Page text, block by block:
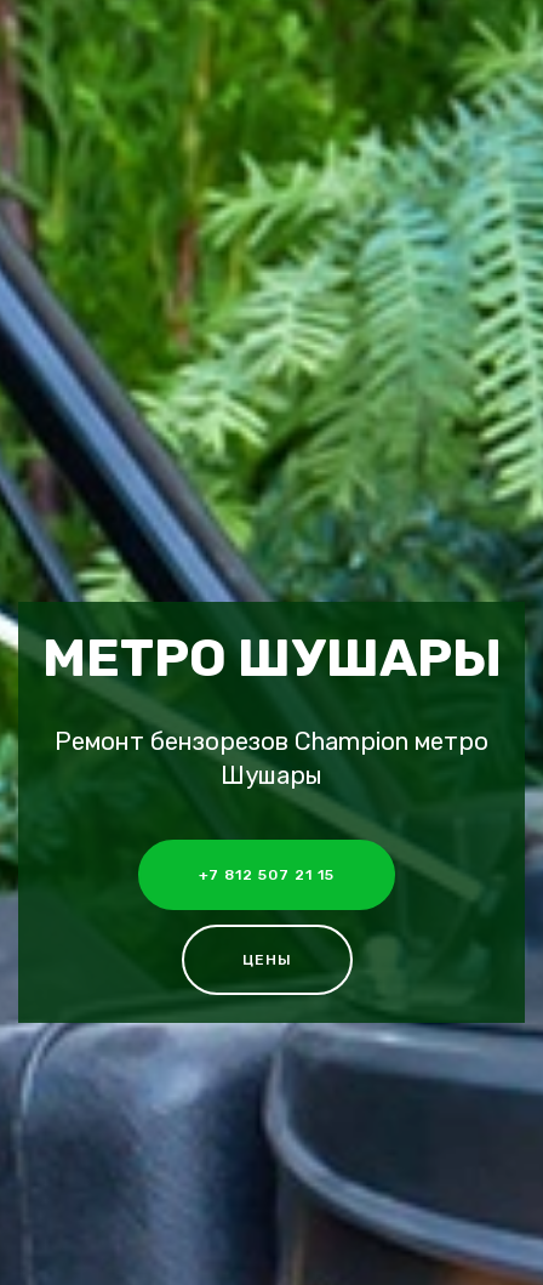
МЕТРО ШУШАРЫ
Ремонт бензорезов Champion метро
Шушары
+7 812 507 21 15
ЦЕНЫ